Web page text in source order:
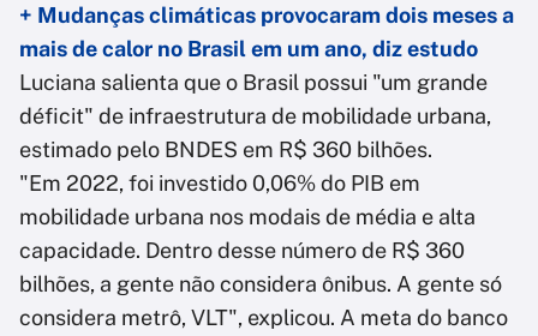
+ Mudanças climáticas provocaram dois meses a
mais de calor no Brasil em um ano, diz estudo
Luciana salienta que o Brasil possui "um grande
déficit" de infraestrutura de mobilidade urbana,
estimado pelo BNDES em R$ 360 bilhões.
"Em 2022, foi investido 0,06% do PIB em
mobilidade urbana nos modais de média e alta
capacidade. Dentro desse número de R$ 360
bilhões, a gente não considera ônibus. A gente só
considera metrô, VLT", explicou. A meta do banco